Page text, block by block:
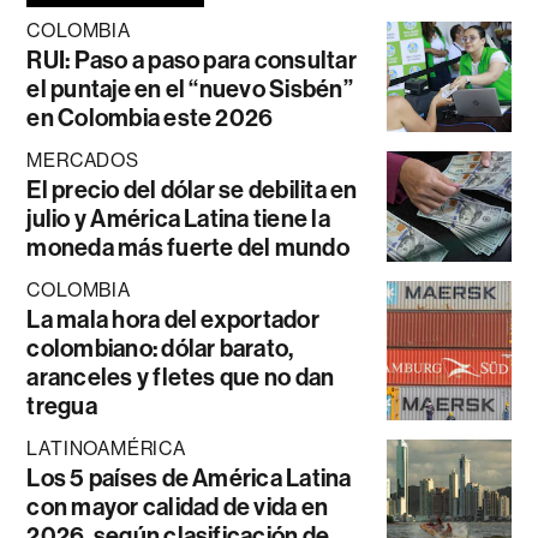
COLOMBIA
RUI: Paso a paso para consultar
el puntaje en el “nuevo Sisbén”
en Colombia este 2026
MERCADOS
El precio del dólar se debilita en
julio y América Latina tiene la
moneda más fuerte del mundo
COLOMBIA
La mala hora del exportador
colombiano: dólar barato,
aranceles y fletes que no dan
tregua
LATINOAMÉRICA
Los 5 países de América Latina
con mayor calidad de vida en